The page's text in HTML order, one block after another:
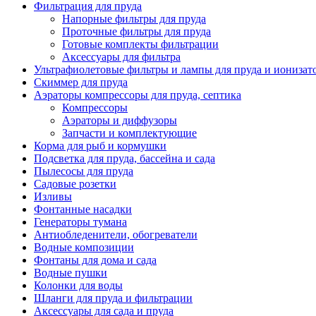
Фильтрация для пруда
Напорные фильтры для пруда
Проточные фильтры для пруда
Готовые комплекты фильтрации
Аксессуары для фильтра
Ультрафиолетовые фильтры и лампы для пруда и
Скиммер для пруда
Аэраторы компрессоры для пруда, септика
Компрессоры
Аэраторы и диффузоры
Запчасти и комплектующие
Корма для рыб и кормушки
Подсветка для пруда, бассейна и сада
Пылесосы для пруда
Садовые розетки
Изливы
Фонтанные насадки
Генераторы тумана
Антиобледенители, обогреватели
Водные композиции
Фонтаны для дома и сада
Водные пушки
Колонки для воды
Шланги для пруда и фильтрации
Аксессуары для сада и пруда